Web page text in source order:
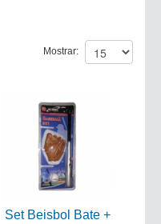
Mostrar:
Set Beisbol Bate +